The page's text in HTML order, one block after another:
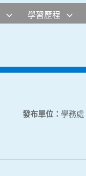
學習歷程
發布單位： 學務處